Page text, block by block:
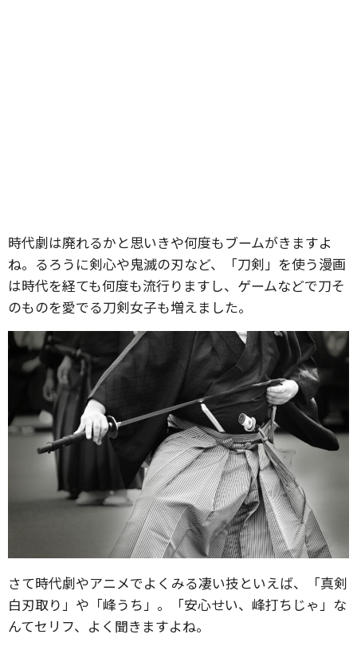
時代劇は廃れるかと思いきや何度もブームがきますよ
ね。るろうに剣心や鬼滅の刃など、「刀剣」を使う漫画
は時代を経ても何度も流行りますし、ゲームなどで刀そ
のものを愛でる刀剣女子も増えました。
さて時代劇やアニメでよくみる凄い技といえば、「真剣
白刃取り」や「峰うち」。「安心せい、峰打ちじゃ」な
んてセリフ、よく聞きますよね。